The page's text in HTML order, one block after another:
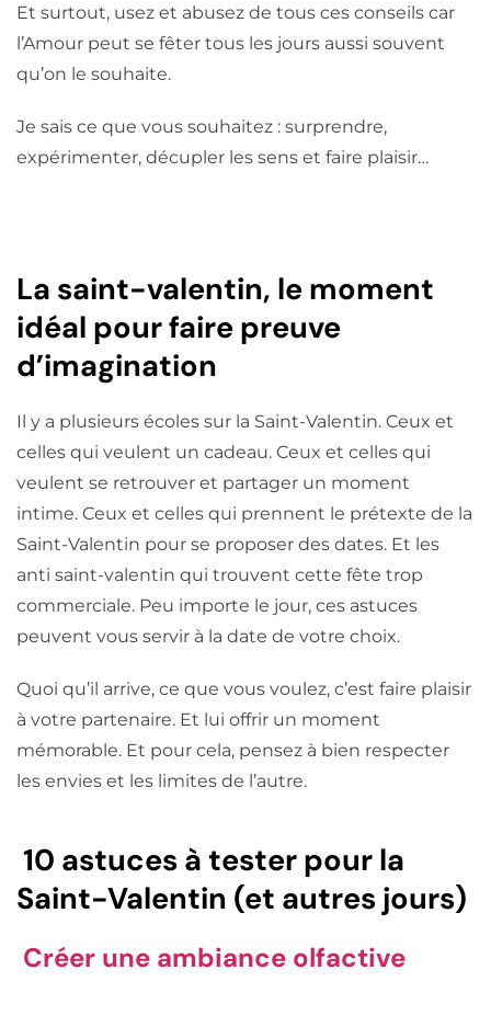
Et surtout, usez et abusez de tous ces conseils car
l’Amour peut se fêter tous les jours aussi souvent
qu’on le souhaite.
Je sais ce que vous souhaitez : surprendre,
expérimenter, décupler les sens et faire plaisir…
La saint-valentin, le moment
idéal pour faire preuve
d’imagination
Il y a plusieurs écoles sur la Saint-Valentin. Ceux et
celles qui veulent un cadeau. Ceux et celles qui
veulent se retrouver et partager un moment
intime. Ceux et celles qui prennent le prétexte de la
Saint-Valentin pour se proposer des dates. Et les
anti saint-valentin qui trouvent cette fête trop
commerciale. Peu importe le jour, ces astuces
peuvent vous servir à la date de votre choix.
Quoi qu’il arrive, ce que vous voulez, c’est faire plaisir
à votre partenaire. Et lui offrir un moment
mémorable. Et pour cela, pensez à bien respecter
les envies et les limites de l’autre.
10 astuces à tester pour la
Saint-Valentin (et autres jours)
Créer une ambiance olfactive